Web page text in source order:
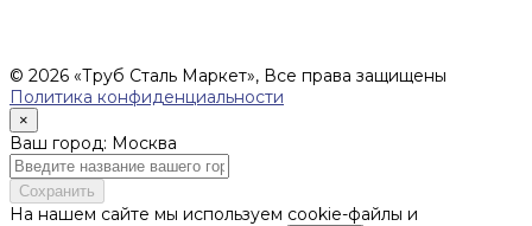
© 2026 «Труб Сталь Маркет», Все права защищены
Политика конфиденциальности
×
Ваш город: Москва
Сохранить
На нашем сайте мы используем cookie-файлы и